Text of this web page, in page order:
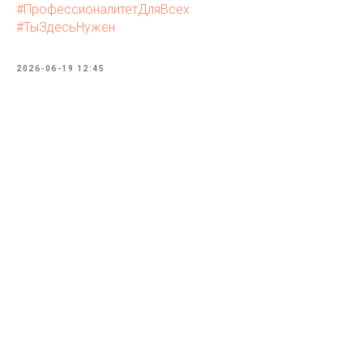
#ПрофессионалитетДляВсех
#ТыЗдесьНужен
2026-06-19 12:45